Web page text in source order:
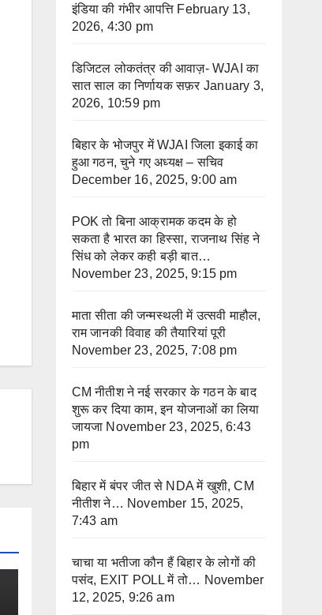
इंडिया की गंभीर आपत्ति February 13,
2026, 4:30 pm
डिजिटल लोकतंत्र की आवाज़- WJAI का
सात साल का निर्णायक सफ़र January 3,
2026, 10:59 pm
बिहार के भोजपुर में WJAI जिला इकाई का
हुआ गठन, चुने गए अध्यक्ष – सचिव
December 16, 2025, 9:00 am
POK तो बिना आक्रामक कदम के हो
सकता है भारत का हिस्सा, राजनाथ सिंह ने
सिंध को लेकर कही बड़ी बात…
November 23, 2025, 9:15 pm
माता सीता की जन्मस्थली में उत्सवी माहौल,
राम जानकी विवाह की तैयारियां पूरी
November 23, 2025, 7:08 pm
CM नीतीश ने नई सरकार के गठन के बाद
शुरू कर दिया काम, इन योजनाओं का लिया
जायजा November 23, 2025, 6:43
pm
बिहार में बंपर जीत से NDA में खुशी, CM
नीतीश ने… November 15, 2025,
7:43 am
चाचा या भतीजा कौन हैं बिहार के लोगों की
पसंद, EXIT POLL में तो… November
12, 2025, 9:26 am